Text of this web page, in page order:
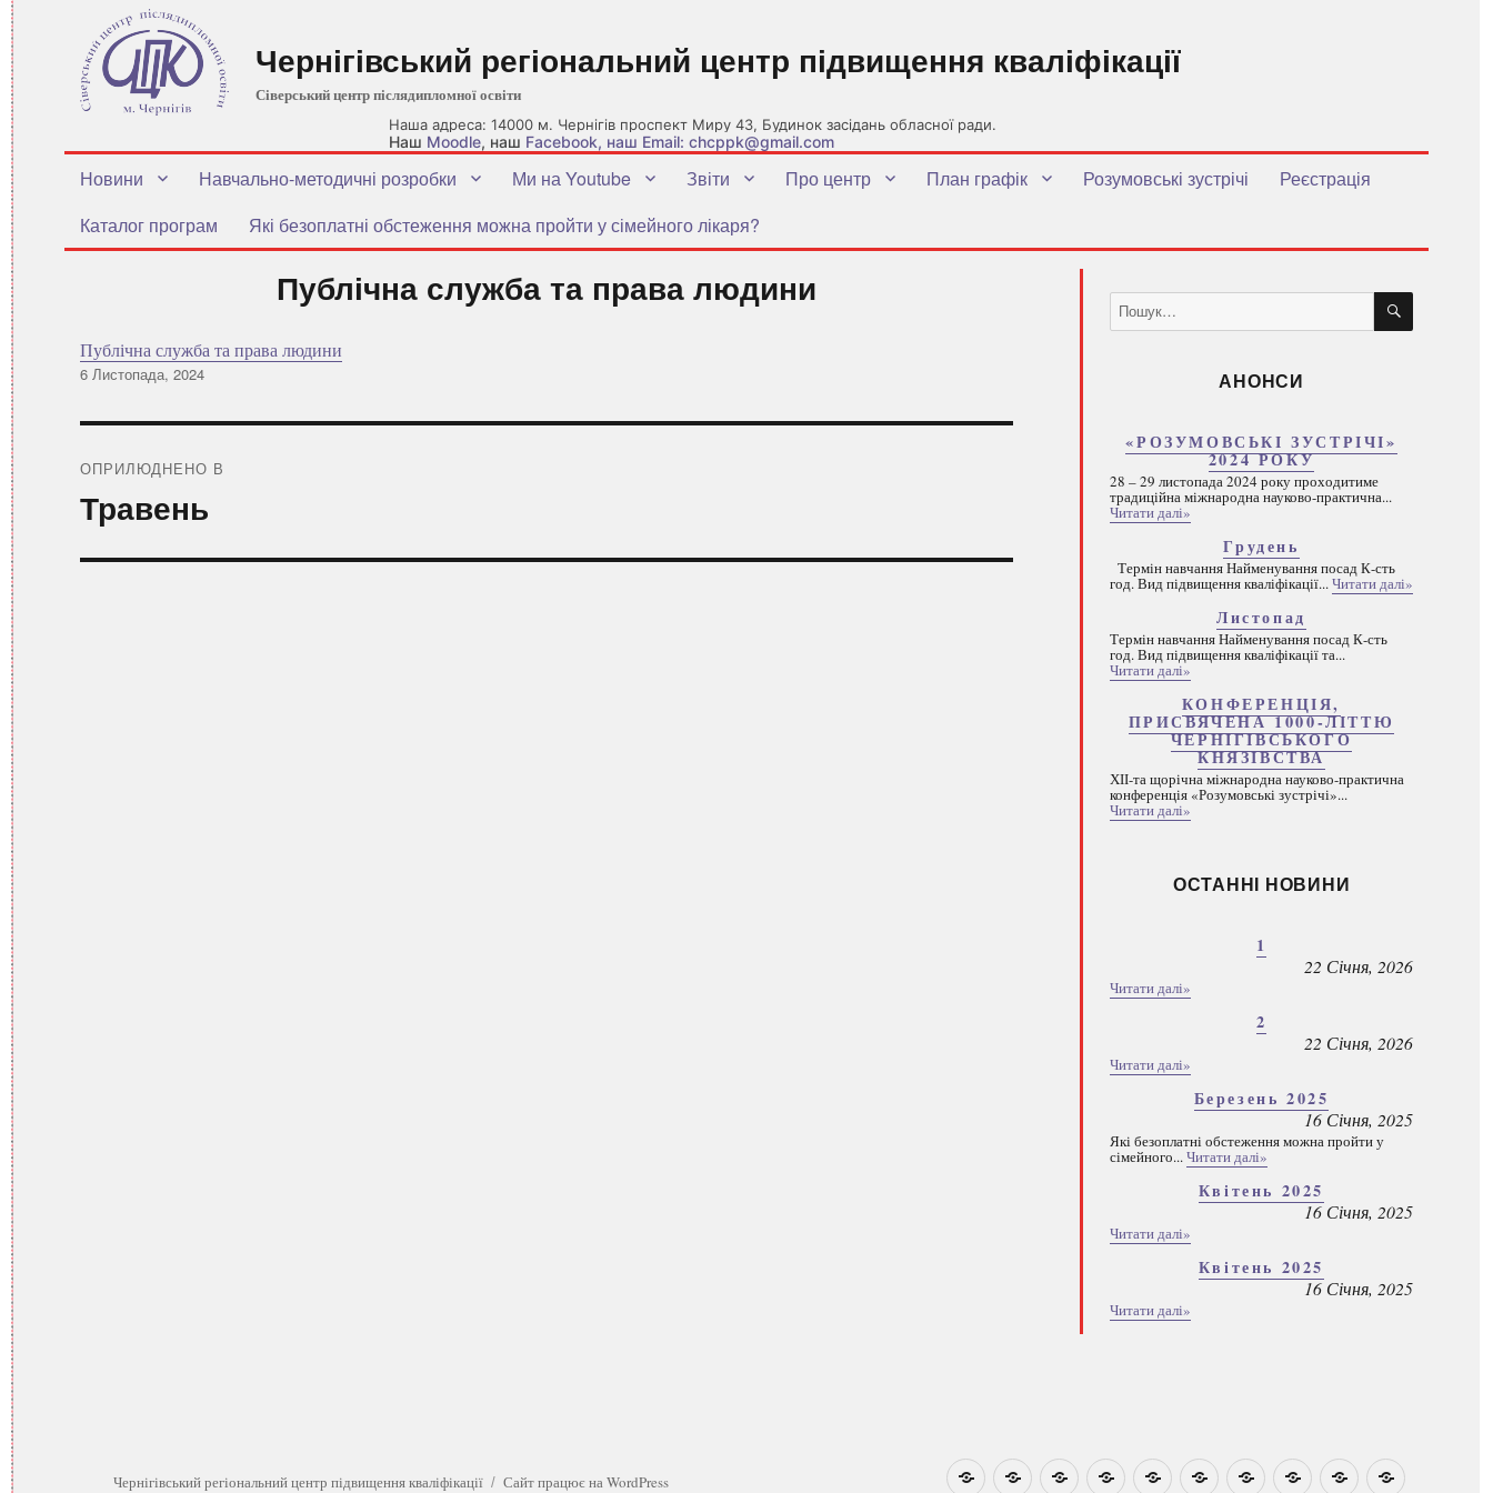
Наша адреса: 14000 м. Чернігів проспект Миру 43, Будинок засідань обласної ради.
Наш Moodle, наш Facebook, наш Email: chcppk@gmail.com
Чернігівський регіональний центр підвищення кваліфікації
Сіверський центр післядипломної освіти
Новини Навчально-методичні розробки Ми на Youtube Звіти Про центр План графік Розумовські зустрічі
Реєстрація
Каталог програм
Які безоплатні обстеження можна пройти у сімейного лікаря?
Публічна служба та права людини
Публічна служба та права людини
Оприлюднено
6 Листопада, 2024
записів
ОПРИЛЮДНЕНО В
Травень
Пошук
за
ШУКАТИ
АНОНСИ
«РОЗУМОВСЬКІ ЗУСТРІЧІ»
2024 РОКУ
28 – 29 листопада 2024 року проходитиме
традиційна міжнародна науково-практична...
Читати далі»
Грудень
Термін навчання Найменування посад К-сть
год. Вид підвищення кваліфікації...Читати далі»
Листопад
Термін навчання Найменування посад К-сть
год. Вид підвищення кваліфікації та...
Читати далі»
КОНФЕРЕНЦІЯ,
ПРИСВЯЧЕНА 1000-ЛІТТЮ
ЧЕРНІГІВСЬКОГО
КНЯЗІВСТВА
ХІІ-та щорічна міжнародна науково-практична
конференція «Розумовські зустрічі»...
Читати далі»
ОСТАННІ НОВИНИ
1
22 Січня, 2026
Читати далі»
2
22 Січня, 2026
Читати далі»
Березень 2025
16 Січня, 2025
Які безоплатні обстеження можна пройти у
сімейного...Читати далі»
Квітень 2025
16 Січня, 2025
Читати далі»
Квітень 2025
16 Січня, 2025
Читати далі»
НовиниНавчально-
Ми
Звіти Про
План Розумовські
Реєстрація
КаталогЯкі
Чернігівський регіональний центр підвищення кваліфікації Сайт працює на WordPress